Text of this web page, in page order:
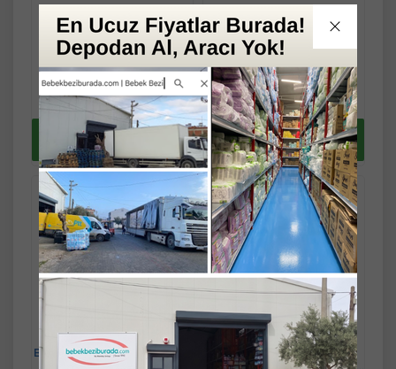
149,06 TL
Fast/Eft %3
indirimli
156,90 TL
144,58 TL
Sepete
Ekle
Yaz Fırsatlarını
kaçırma !
106,31 TL
Fast/Eft %3
indirimli
111,90 TL
103,12 TL
Sepete
Ekle
Yaz Fırsatlarını
kaçırma !
Bebedor Natural Genis Ağız
Biberon Emziği +6 Ay
Wee Baby Sevimli
Hayvanlar Damaklı Emzik